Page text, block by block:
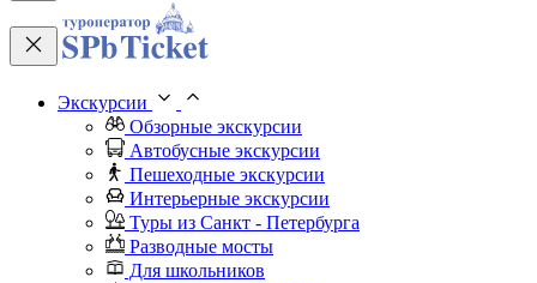
Экскурсии
Обзорные экскурсии
Автобусные экскурсии
Пешеходные экскурсии
Интерьерные экскурсии
Туры из Санкт - Петербурга
Разводные мосты
Для школьников